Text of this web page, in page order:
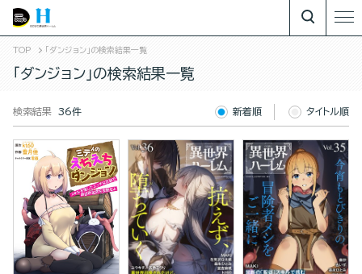
TOP 「ダンジョン」の検索結果一覧
「ダンジョン」の検索結果一覧
検索結果 36件 新着順 タイトル順